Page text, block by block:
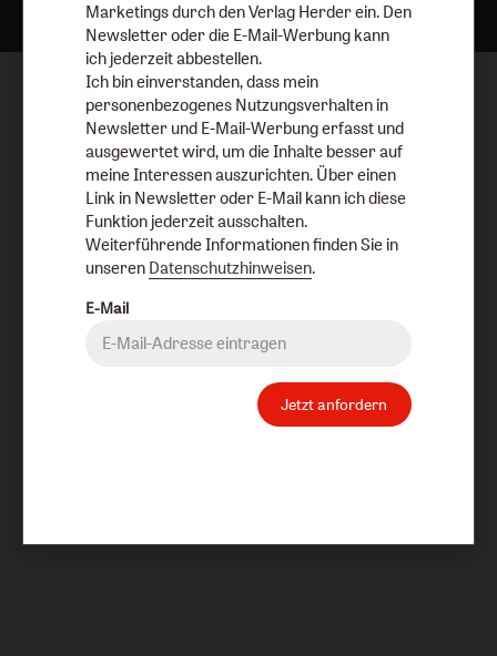
Marketings durch den Verlag Herder ein. Den
Newsletter oder die E-Mail-Werbung kann
ich jederzeit abbestellen.
Ich bin einverstanden, dass mein
personenbezogenes Nutzungsverhalten in
Newsletter und E-Mail-Werbung erfasst und
ausgewertet wird, um die Inhalte besser auf
meine Interessen auszurichten. Über einen
Link in Newsletter oder E-Mail kann ich diese
Funktion jederzeit ausschalten.
Weiterführende Informationen finden Sie in
unseren Datenschutzhinweisen.
E-Mail
Jetzt anfordern